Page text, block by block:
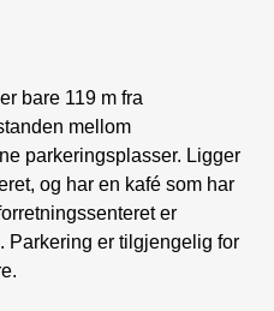
bare 119 m fra
mellom
parkeringsplasser. Ligger
og har en kafé som har
er
Parkering er tilgjengelig for